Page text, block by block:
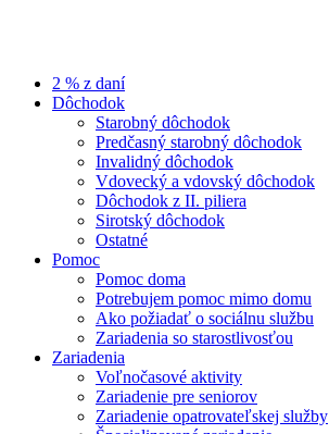
2 % z daní
Dôchodok
Starobný dôchodok
Predčasný starobný dôchodok
Invalidný dôchodok
Vdovecký a vdovský dôchodok
Dôchodok z II. piliera
Sirotský dôchodok
Ostatné
Pomoc
Pomoc doma
Potrebujem pomoc mimo domu
Ako požiadať o sociálnu službu
Zariadenia so starostlivosťou
Zariadenia
Voľnočasové aktivity
Zariadenie pre seniorov
Zariadenie opatrovateľskej služby